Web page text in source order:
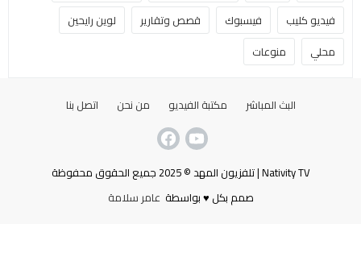
فيديو كليب
فيسبوك قصص وتقارير
لوين رايحين
محلي
منوعات
البث المباشر مكتبة الفيديو من نحن اتصل بنا
Nativity TV | تلفزيون المهد © 2025 جميع الحقوق محفوظة
صمم بكل ♥ بواسطة عامر سلامة